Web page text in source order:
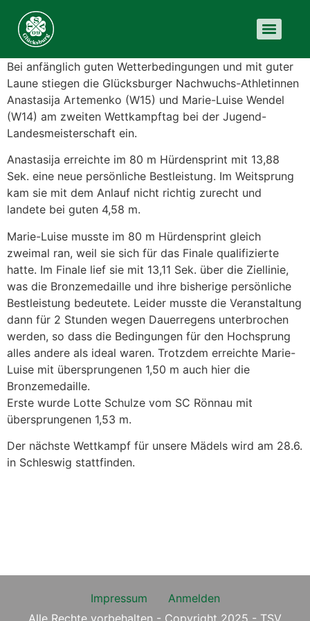
Bei anfänglich guten Wetterbedingungen und mit guter
Laune stiegen die Glücksburger Nachwuchs-Athletinnen
Anastasija Artemenko (W15) und Marie-Luise Wendel
(W14) am zweiten Wettkampftag bei der Jugend-
Landesmeisterschaft ein.
Anastasija erreichte im 80 m Hürdensprint mit 13,88
Sek. eine neue persönliche Bestleistung. Im Weitsprung
kam sie mit dem Anlauf nicht richtig zurecht und
landete bei guten 4,58 m.
Marie-Luise musste im 80 m Hürdensprint gleich
zweimal ran, weil sie sich für das Finale qualifizierte
hatte. Im Finale lief sie mit 13,11 Sek. über die Ziellinie,
was die Bronzemedaille und ihre bisherige persönliche
Bestleistung bedeutete. Leider musste die Veranstaltung
dann für 2 Stunden wegen Dauerregens unterbrochen
werden, so dass die Bedingungen für den Hochsprung
alles andere als ideal waren. Trotzdem erreichte Marie-
Luise mit übersprungenen 1,50 m auch hier die
Bronzemedaille.
Erste wurde Lotte Schulze vom SC Rönnau mit
übersprungenen 1,53 m.
Der nächste Wettkampf für unsere Mädels wird am 28.6.
in Schleswig stattfinden.
Impressum
Anmelden
Alle Rechte vorbehalten - Copyright 2025 - TSV